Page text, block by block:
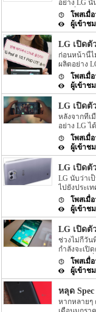
อย่าง LG นั้
งานที่จะเกิ
ตระกูล K
Stylus 3 โ
ล่าสุดนี้กลับ
แต่ละรุ่นนั้น
อย่าง K3,
2017 ที่จะถึ
ออกมาอีกด้
HD […]
LG เปิดตั
ก่อนหน้านี้ไ
ผลิตอย่าง
ละเอียดกัน
หน้านี้ได้ถูก
แต่ล่าสุดนั้น
ล่าสุดของ
ผลิตอย่าง
แล้ว โดยตั
ละเอียดขอ
จะรองรับก
LG เปิดตั
หลังจากที่เ
อย่าง LG ไ
รุ่นใหม่อย่า
ออกมาแล้ว
อินเดีย โดย
มีราคาของ
คิดเป็นเงิน
พร้อมกับกล้
กล้องทางด้
ในระดับ
ระบบปฏิบัติ
Android
[…]
LG เปิดตั
LG นับว่าเ
ไปยังประเ
อย่างประเ
LG ก็ได้เปิด
ประเทศอิน
กันเลยดีกว่
ออกมาที่ปร
คงหนีไม่พ้น
เป็นกล้องแ
แบบ dual
ละเอียดขอ
ของกล้องจ
จะเป็นแบบ
[…]
LG เปิดตั
ช่วงไม่กี่วัน
กำลังจะเปิ
ค่ายผู้ผลิตที่
เอง โดย
เลยดีกว่า
รุ่นมาก โด
4,100mAh
หน้าจอจะเ
หลุด
หากหลายๆ